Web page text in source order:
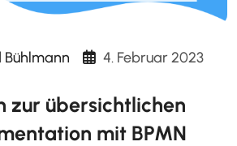
Bühlmann 4. Februar 2023
zur übersichtlichen
mit BPMN